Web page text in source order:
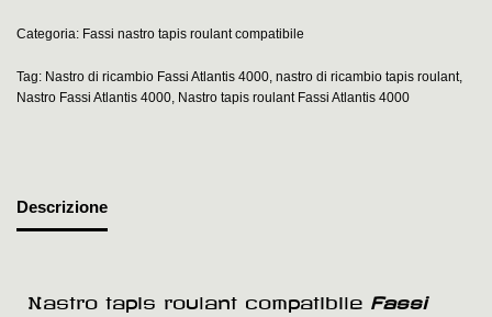
Categoria: Fassi nastro tapis roulant compatibile
Tag: Nastro di ricambio Fassi Atlantis 4000, nastro di ricambio tapis roulant,
Nastro Fassi Atlantis 4000, Nastro tapis roulant Fassi Atlantis 4000
Descrizione
Nastro tapis roulant compatibile Fassi